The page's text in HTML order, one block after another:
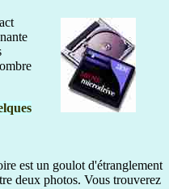
est un goulot d'étranglement
deux photos. Vous trouverez